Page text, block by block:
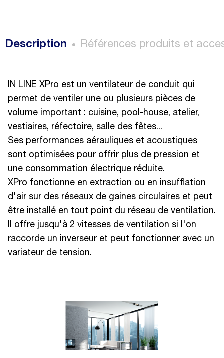
Description Références produits et
IN LINE XPro est un ventilateur de conduit qui
permet de ventiler une ou plusieurs pièces de
volume important : cuisine, pool-house, atelier,
vestiaires, réfectoire, salle des fêtes...
Ses performances aérauliques et acoustiques
sont optimisées pour offrir plus de pression et
une consommation électrique réduite.
XPro fonctionne en extraction ou en insufflation
d'air sur des réseaux de gaines circulaires et peut
être installé en tout point du réseau de ventilation.
Il offre jusqu'à 2 vitesses de ventilation si l'on
raccorde un inverseur et peut fonctionner avec un
variateur de tension.